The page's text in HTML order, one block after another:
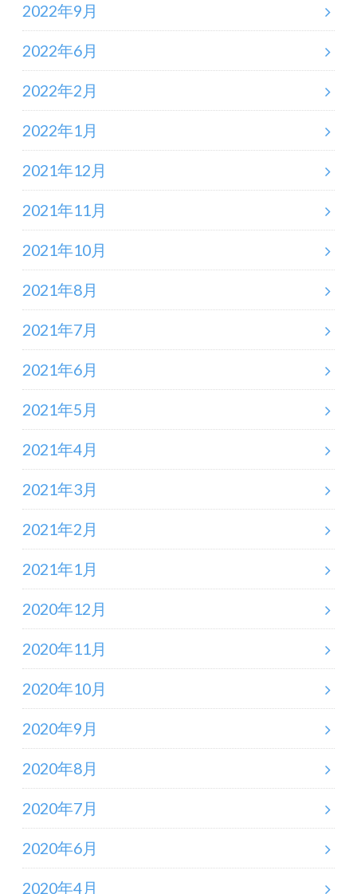
2022年9月
2022年6月
2022年2月
2022年1月
2021年12月
2021年11月
2021年10月
2021年8月
2021年7月
2021年6月
2021年5月
2021年4月
2021年3月
2021年2月
2021年1月
2020年12月
2020年11月
2020年10月
2020年9月
2020年8月
2020年7月
2020年6月
2020年4月